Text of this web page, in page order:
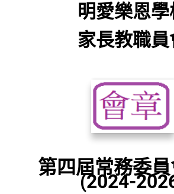
明愛樂恩學
家長教職員
第四屆常務委
(2024-